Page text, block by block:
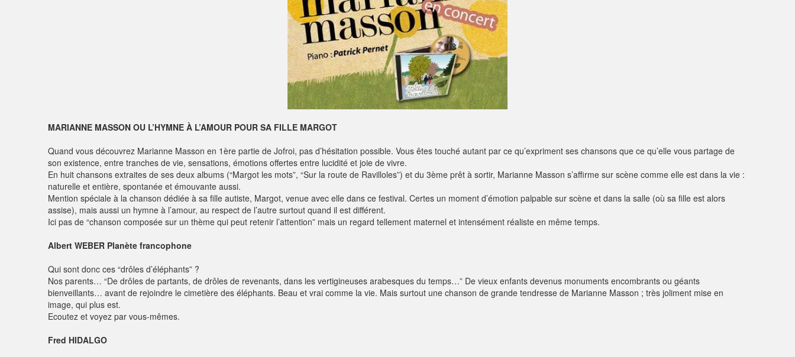
MARIANNE MASSON OU L’HYMNE À L’AMOUR POUR SA FILLE MARGOT
Quand vous découvrez Marianne Masson en 1ère partie de Jofroi, pas d’hésitation possible. Vous êtes touché autant par ce qu’expriment ses chansons que ce qu’elle vous partage de
son existence, entre tranches de vie, sensations, émotions offertes entre lucidité et joie de vivre.
En huit chansons extraites de ses deux albums (“Margot les mots”, “Sur la route de Ravilloles”) et du 3ème prêt à sortir, Marianne Masson s’affirme sur scène comme elle est dans la vie :
naturelle et entière, spontanée et émouvante aussi.
Mention spéciale à la chanson dédiée à sa fille autiste, Margot, venue avec elle dans ce festival. Certes un moment d’émotion palpable sur scène et dans la salle (où sa fille est alors
assise), mais aussi un hymne à l’amour, au respect de l’autre surtout quand il est différent.
Ici pas de “chanson composée sur un thème qui peut retenir l’attention” mais un regard tellement maternel et intensément réaliste en même temps.
Albert WEBER Planète francophone
Qui sont donc ces “drôles d’éléphants” ?
Nos parents… “De drôles de partants, de drôles de revenants, dans les vertigineuses arabesques du temps…” De vieux enfants devenus monuments encombrants ou géants
bienveillants… avant de rejoindre le cimetière des éléphants. Beau et vrai comme la vie. Mais surtout une chanson de grande tendresse de Marianne Masson ; très joliment mise en
image, qui plus est.
Ecoutez et voyez par vous-mêmes.
Fred HIDALGO